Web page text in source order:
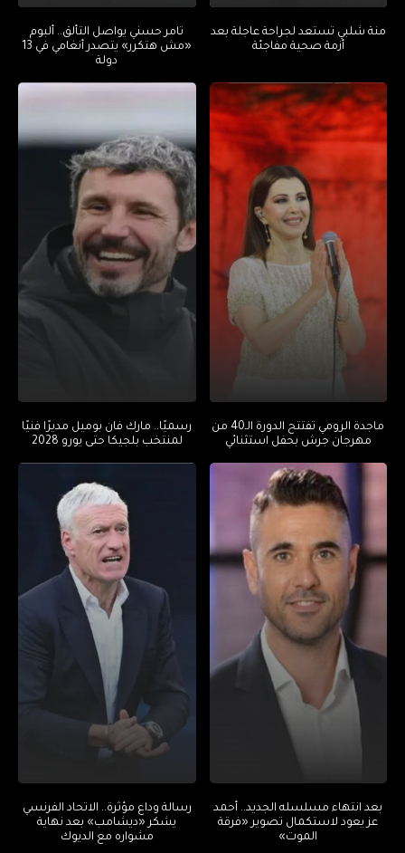
منة شلبي تستعد لجراحة عاجلة بعد
أزمة صحية مفاجئة
تامر حسني يواصل التألق.. ألبوم
«مش هتكرر» يتصدر أنغامي في 13
دولة
ماجدة الرومي تفتتح الدورة الـ40 من
مهرجان جرش بحفل استثنائي
رسميًا.. مارك فان بوميل مديرًا فنيًا
لمنتخب بلجيكا حتى يورو 2028
بعد انتهاء مسلسله الجديد.. أحمد
عز يعود لاستكمال تصوير «فرقة
الموت»
رسالة وداع مؤثرة.. الاتحاد الفرنسي
يشكر «ديشامب» بعد نهاية
مشواره مع الديوك